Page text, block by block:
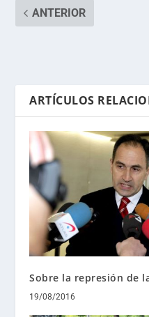
ANTERIOR
ARTÍCULOS
Sobre la represión de
19/08/2016